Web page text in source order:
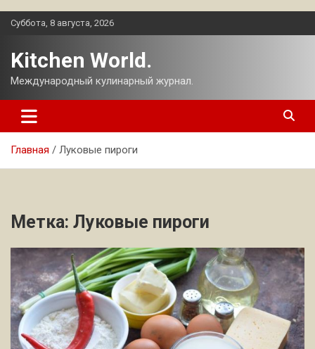
Перейти
Суббота, 8 августа, 2026
Kitchen World.
Международный кулинарный журнал.
Главная Луковые пироги
Метка: Луковые пироги